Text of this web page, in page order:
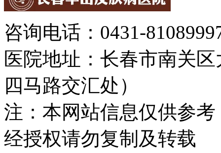
咨询电话：0431-
医院地址：长春市南关
四马路交汇处）
注：本网站信息仅供参
经授权请勿复制及转载